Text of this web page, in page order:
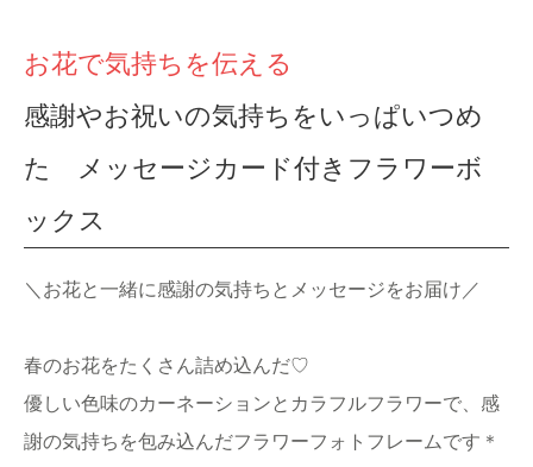
お花で気持ちを伝える
感謝やお祝いの気持ちをいっぱいつめ
た メッセージカード付きフラワーボ
ックス
＼お花と一緒に感謝の気持ちとメッセージをお届け／
春のお花をたくさん詰め込んだ♡
優しい色味のカーネーションとカラフルフラワーで、感
謝の気持ちを包み込んだフラワーフォトフレームです＊